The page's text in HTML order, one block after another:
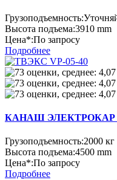
Грузоподъемность:
Высота подъема:3910 mm
Цена*:По запросу
Подробнее
КАНАШ ЭЛЕКТРОКАР
Грузоподъемность:2000 кг
Высота подъема:4500 mm
Цена*:По запросу
Подробнее